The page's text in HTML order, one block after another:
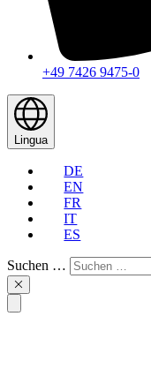
+49 7426 9475-0
Lingua
DE
EN
FR
IT
ES
Suchen …